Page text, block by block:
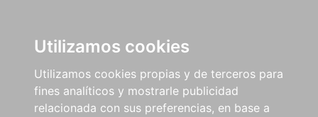
Utilizamos cookies
Utilizamos cookies propias y de terceros para
fines analíticos y mostrarle publicidad
relacionada con sus preferencias, en base a